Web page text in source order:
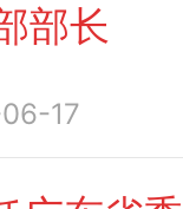
部长
17